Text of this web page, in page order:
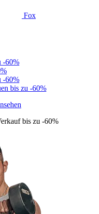
Fox
-60%
-60%
bis zu -60%
bis zu -60%